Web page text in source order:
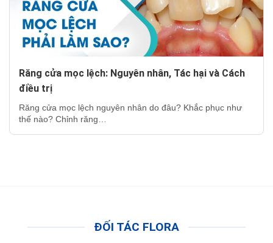
Răng cửa mọc lệch: Nguyên nhân, Tác hại và Cách
điều trị
Răng cửa mọc lệch nguyên nhân do đâu? Khắc phục như
thế nào? Chỉnh răng…
ĐỐI TÁC FLORA